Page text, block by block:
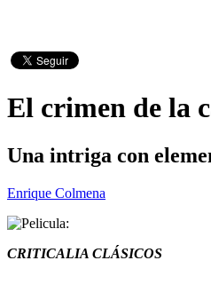
El crimen de la
Una intriga con
Enrique Colmena
CRITICALIA CLÁSICOS